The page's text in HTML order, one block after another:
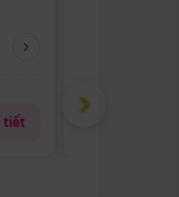
tiết
Giá từ:
›